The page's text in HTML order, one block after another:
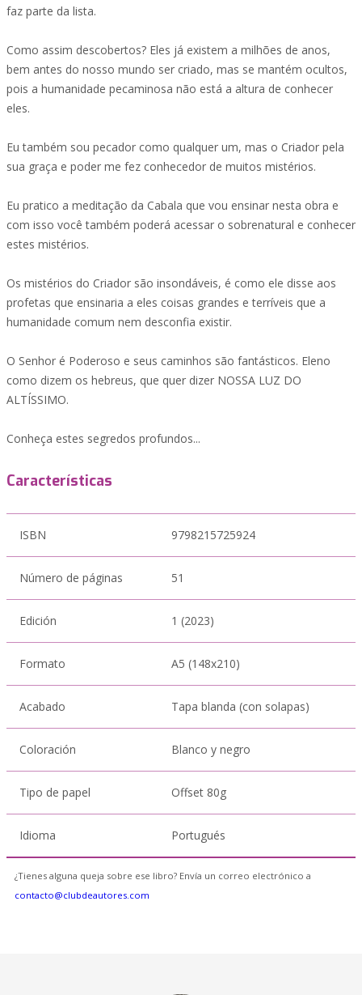
faz parte da lista.
Como assim descobertos? Eles já existem a milhões de anos,
bem antes do nosso mundo ser criado, mas se mantém ocultos,
pois a humanidade pecaminosa não está a altura de conhecer
eles.
Eu também sou pecador como qualquer um, mas o Criador pela
sua graça e poder me fez conhecedor de muitos mistérios.
Eu pratico a meditação da Cabala que vou ensinar nesta obra e
com isso você também poderá acessar o sobrenatural e conhecer
estes mistérios.
Os mistérios do Criador são insondáveis, é como ele disse aos
profetas que ensinaria a eles coisas grandes e terríveis que a
humanidade comum nem desconfia existir.
O Senhor é Poderoso e seus caminhos são fantásticos. Eleno
como dizem os hebreus, que quer dizer NOSSA LUZ DO
ALTÍSSIMO.
Conheça estes segredos profundos...
Características
ISBN 9798215725924
Número de páginas 51
Edición 1 (2023)
Formato A5 (148x210)
Acabado Tapa blanda (con solapas)
Coloración Blanco y negro
Tipo de papel Offset 80g
Idioma Portugués
¿Tienes alguna queja sobre ese libro? Envía un correo electrónico a
contacto@clubdeautores.com